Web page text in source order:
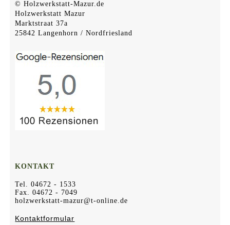
© Holzwerkstatt-Mazur.de
Holzwerkstatt Mazur
Marktstraat 37a
25842 Langenhorn / Nordfriesland
KONTAKT
Tel. 04672 - 1533
Fax. 04672 - 7049
holzwerkstatt-mazur@t-online.de
Kontaktformular